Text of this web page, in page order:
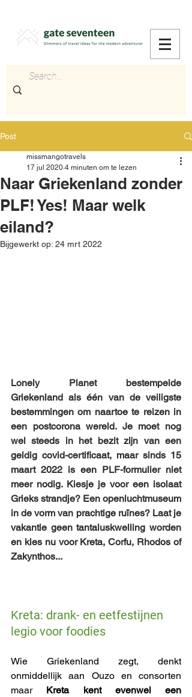
Post
Naar Griekenland zonder
PLF! Yes! Maar welk
eiland?
missmangotravels
17 jul 2020 4 minuten om te lezen
Bijgewerkt op: 24 mrt 2022
Lonely Planet bestempelde
Griekenland als één van de veiligste
bestemmingen om naartoe te reizen in
een postcorona wereld. Je moet nog
wel steeds in het bezit zijn van een
geldig covid-certificaat, maar sinds 15
maart 2022 is een PLF-formulier niet
meer nodig. Kiesje je voor een isolaat
Grieks strandje? Een openluchtmuseum
in de vorm van prachtige ruïnes? Laat je
vakantie geen tantaluskwelling worden
en kies nu voor Kreta, Corfu, Rhodos of
Zakynthos...
Kreta: drank- en eetfestijnen
legio voor foodies
Wie Griekenland zegt, denkt
onmiddellijk aan Ouzo en consorten
maar Kreta kent evenwel een